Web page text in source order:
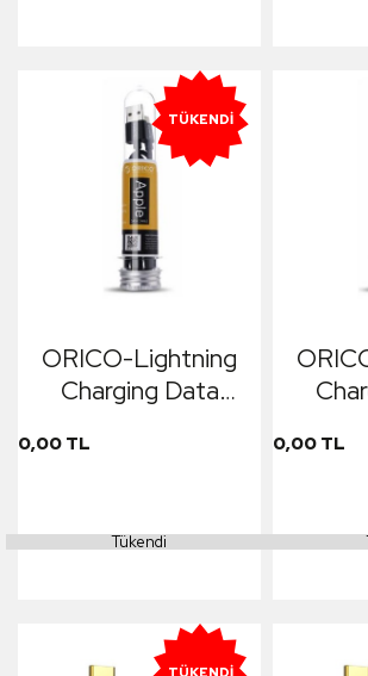
TÜKENDI
ORICO-Lightning
Charging Data
0,00 TL
Tükendi
0,00 TL
TÜKENDI